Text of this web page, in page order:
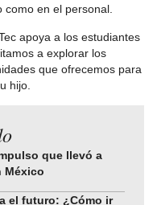
en el personal.
apoya a los estudiantes
a explorar los
que ofrecemos para
hijo.
que llevó a
México
el futuro: ¿Cómo ir